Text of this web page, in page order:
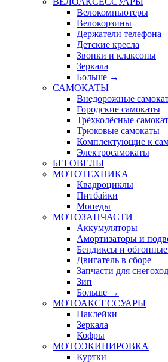
Велокомпьютеры
Велокорзины
Держатели телефона
Детские кресла
Звонки и клаксоны
Зеркала
Больше →
САМОКАТЫ
Внедорожные
Городские самокаты
Трёхколёсные
Трюковые самокаты
Комплектующие к
Электросамокаты
БЕГОВЕЛЫ
МОТОТЕХНИКА
Квадроциклы
Питбайки
Мопеды
МОТОЗАПЧАСТИ
Аккумуляторы
Амортизаторы и
Бендиксы и
Двигатель в сборе
Запчасти для
Зип
Больше →
МОТОАКСЕССУАРЫ
Наклейки
Зеркала
Кофры
МОТОЭКИПИРОВКА
Куртки